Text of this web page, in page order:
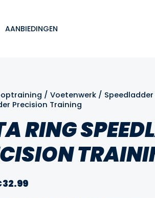
AANBIEDINGEN
/Voetenwerk /
Precision Training
RING
32.99Huidige